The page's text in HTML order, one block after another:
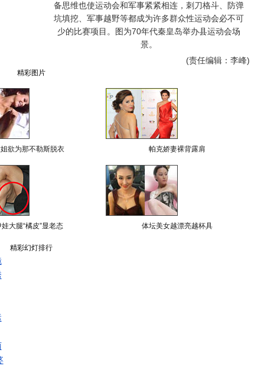
备思维也使运动会和军事紧紧相连，刺刀格斗、防弹
坑填挖、军事越野等都成为许多群众性运动会必不可
少的比赛项目。图为70年代秦皇岛举办县运动会场
景。
(责任编辑：李峰)
精彩图片
欲为那不勒斯脱衣 帕克娇妻裸背露肩
娃大腿“橘皮”显老态 体坛美女越漂亮越杯具
精彩幻灯排行